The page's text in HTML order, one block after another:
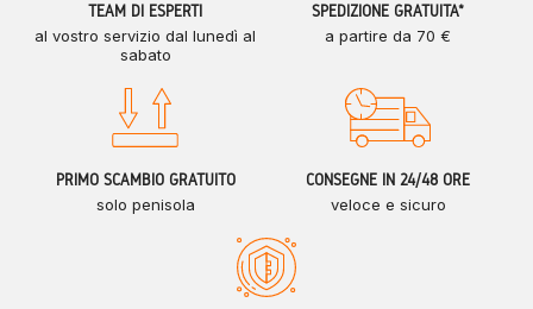
TEAM DI ESPERTI
al vostro servizio dal lunedì al
sabato
SPEDIZIONE GRATUITA*
a partire da 70 €
PRIMO SCAMBIO GRATUITO
solo penisola
CONSEGNE IN 24/48 ORE
veloce e sicuro